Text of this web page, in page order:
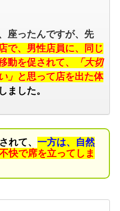
座ったんですが、 先
で、 男性店員に、同じ
動を促されて、
「大切
」 と思って店を出た体
ました。
れて、 一方は、自然
快で席を立ってしま